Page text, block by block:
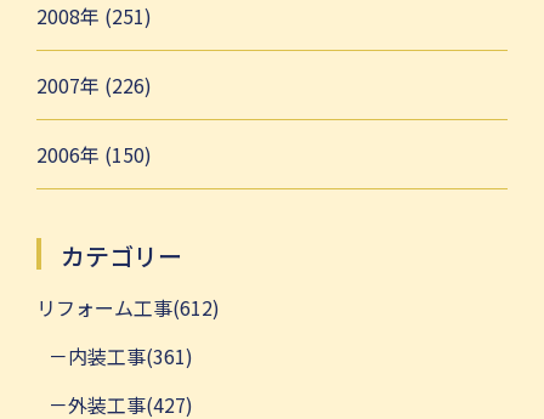
2008年 (251)
2007年 (226)
2006年 (150)
カテゴリー
リフォーム工事(612)
内装工事(361)
外装工事(427)